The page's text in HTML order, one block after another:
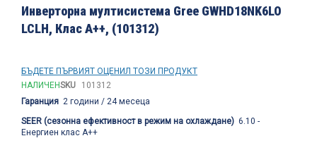
към
началото
на
снимки
Инверторна мултисистема Gree GWHD18NK6LO
LCLH, Клас А++, (101312)
БЪДЕТЕ ПЪРВИЯТ ОЦЕНИЛ ТОЗИ ПРОДУКТ
НАЛИЧЕНSKU
101312
Гаранция 2 години / 24 месеца
SEER (сезонна ефективност в режим на охлаждане) 6.10 -
Енергиен клас А++